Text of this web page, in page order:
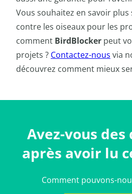
Vous souhaitez en savoir
contre les oiseaux pour les
comment BirdBlocker peut
projets ? Contactez-nous via
découvrez comment mieux
Avez-vous
après avoir lu
Comment pouvons-